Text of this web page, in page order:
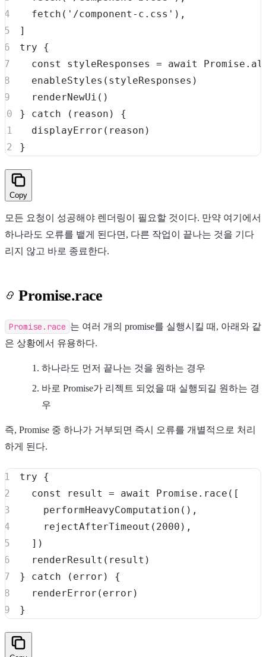
fetch ( '/component-c.css' ) ,
]
try
{
const
styleResponses = await Promise .
enableStyles ( styleResponses )
renderNewUi ( )
}
catch ( reason )
{
displayError ( reason )
}
Copy
모든 요청이 성공해야 렌더링이 필요할 것이다. 만약 여기에서
하나라도 오류를 뱉게 된다면, 다른 작업이 끝나는 것을 기다
리지 않고 바로 종료한다.
Promise.race
Promise.race 는 여러 개의 promise를 실행시킬 때, 아래와 같
은 상황에서 유용하다.
하나라도 먼저 끝나는 것을 원하는 경우
바로 Promise가 리젝트 되었을 때 실행되길 원하는 경
우
즉, Promise 중 하나가 거부되면 즉시 오류를 개별적으로 처리
하게 된다.
try
{
const
result = await Promise . race ( [
performHeavyComputation ( ) ,
rejectAfterTimeout ( 2000 ) ,
] )
renderResult ( result )
}
catch ( error )
{
renderError ( error )
}